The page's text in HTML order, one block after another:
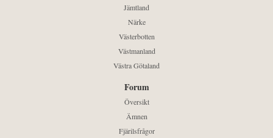
Jämtland
Närke
Västerbotten
Västmanland
Västra Götaland
Forum
Översikt
Ämnen
Fjärilsfrågor